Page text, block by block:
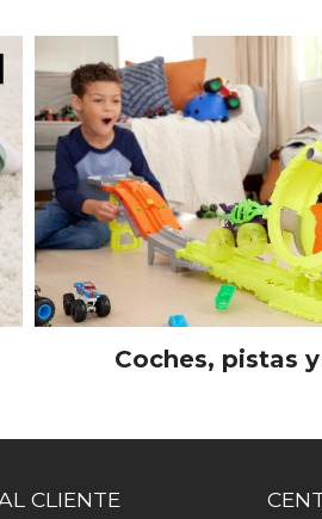
Coches, pistas
CLIENTE